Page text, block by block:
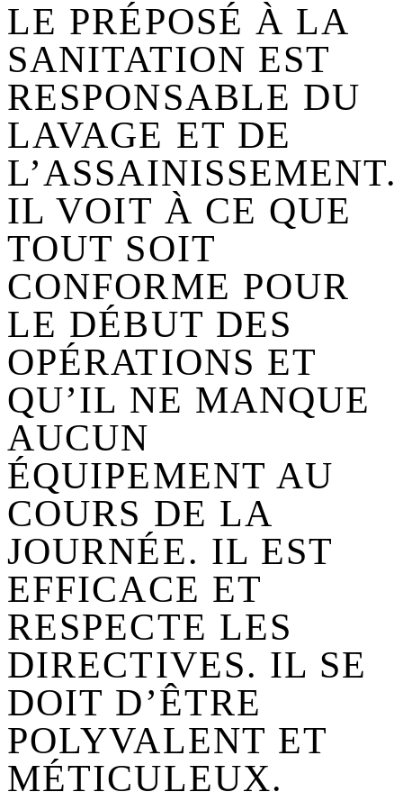
LE PRÉPOSÉ À LA
SANITATION EST
RESPONSABLE DU
LAVAGE ET DE
L’ASSAINISSEMENT.
IL VOIT À CE QUE
TOUT SOIT
CONFORME POUR
LE DÉBUT DES
OPÉRATIONS ET
QU’IL NE MANQUE
AUCUN
ÉQUIPEMENT AU
COURS DE LA
JOURNÉE. IL EST
EFFICACE ET
RESPECTE LES
DIRECTIVES. IL SE
DOIT D’ÊTRE
POLYVALENT ET
MÉTICULEUX.